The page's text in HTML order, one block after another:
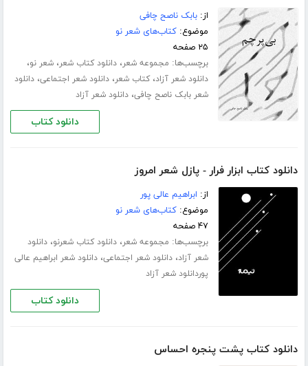
از:بابک ناصح چافی
موضوع:کتاب‌های شعر نو
۲۵ صفحه
برچسب‌ها: مجموعه شعر،دانلود کتاب شعر،شعر نو،
دانلود شعر آزاد،کتاب شعر،دانلود شعر اجتماعی،دانلود
شعر بابک ناصح چافی،دانلود شعر آزاد
دانلود کتاب
دانلود کتاب ابزار فرار - پازل شعر امروز
از: ابراهیم عالی پور
موضوع:کتاب‌های شعر نو
۴۷ صفحه
برچسب‌ها: مجموعه شعر،دانلود کتاب شعرنو،دانلود
شعر آزاد،دانلود شعر اجتماعی،دانلود شعر ابراهیم عالی
پوردانلود شعر آزاد
دانلود کتاب
دانلود کتاب پشت پنجره احساس